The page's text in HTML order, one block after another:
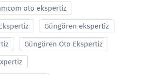
oto ekspertiz
Güngören ekspertiz
Güngören Oto Ekspertiz